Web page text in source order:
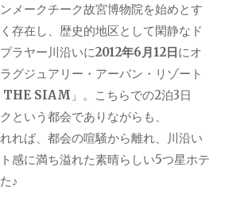
メークチーク故宮博物院を始めとす
存在し、歴史的地区として閑静なド
ラヤー川沿いに2012年6月12日にオ
グジュアリー・アーバン・リゾート
THE SIAM 」。こちらでの2泊3日
という都会でありながらも、
れば、都会の喧騒から離れ、川沿い
感に満ち溢れた素晴らしい5つ星ホテ
♪